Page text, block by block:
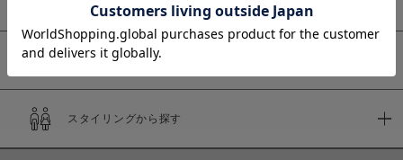
予約商品
スタイリングから探す